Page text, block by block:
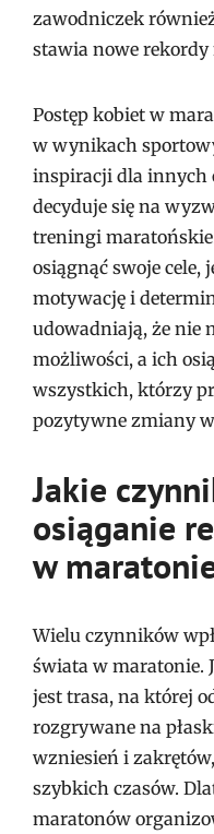
zawodniczek
stawia nowe rekordy
Postęp kobiet w
w wynikach
inspiracji dla innych
decyduje się na
treningi
osiągnąć swoje
motywację i
udowadniają, że nie
możliwości, a ich
wszystkich, którzy
pozytywne zmiany
Jakie
osiąganie
w
Wielu czynników
świata w maratonie.
jest trasa, na której
rozgrywane na
wzniesień i
szybkich czasów.
maratonów